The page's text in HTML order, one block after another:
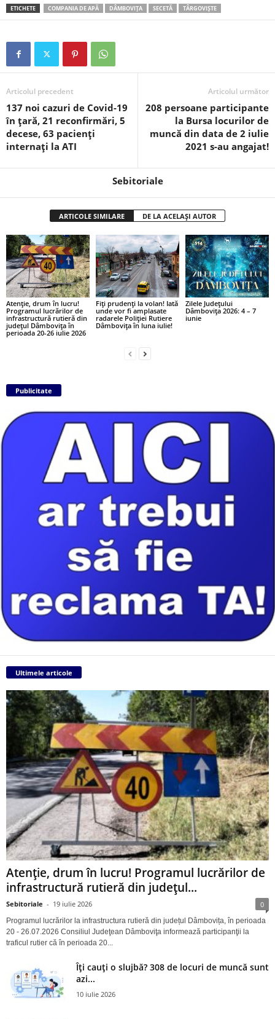
ETICHETE COMPANIA DE APĂ DÂMBOVIȚA SECETĂ TÂRGOVIȘTE
Articolul precedent
137 noi cazuri de Covid-19
în țară, 21 reconfirmări, 5
decese, 63 pacienți
internați la ATI
Articolul următor
208 persoane participante
la Bursa locurilor de
muncă din data de 2 iulie
2021 s-au angajat!
Sebitoriale
ARTICOLE SIMILARE DE LA ACELAȘI AUTOR
Atenție, drum în lucru!
Programul lucrărilor de
infrastructură rutieră din
județul Dâmbovița în
perioada 20-26 iulie 2026
Fiți prudenți la volan! Iată
unde vor fi amplasate
radarele Poliției Rutiere
Dâmbovița în luna iulie!
Zilele Județului
Dâmbovița 2026: 4 – 7
iunie
Publicitate
Ultimele articole
Atenție, drum în lucru! Programul lucrărilor de
infrastructură rutieră din județul...
Sebitoriale - 19 iulie 2026 0
Programul lucrărilor la infrastructura rutieră din județul Dâmbovița, în perioada
20 - 26.07.2026 Consiliul Judeţean Dâmboviţa informează participanţii la
traficul rutier că în perioada 20...
Îți cauți o slujbă? 308 de locuri de muncă sunt
azi...
10 iulie 2026